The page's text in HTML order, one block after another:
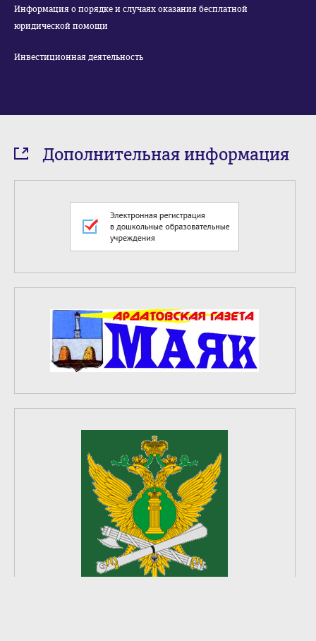
Информация о порядке и случаях оказания бесплатной
юридической помощи
Инвестиционная деятельность
Дополнительная информация